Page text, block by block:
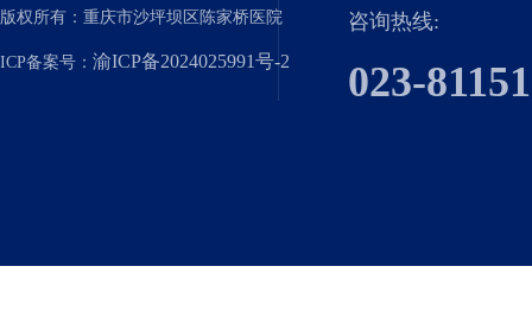
版权所有：重庆市沙坪坝区陈家桥医院
ICP备案号： 渝ICP备2024025991号-2
咨询热线:
023-